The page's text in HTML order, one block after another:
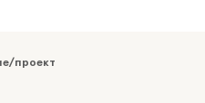
проект